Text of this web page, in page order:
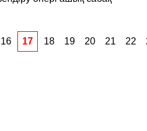
16 17 18 19 20 21 22